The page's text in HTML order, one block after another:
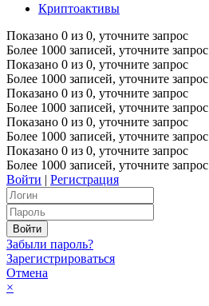
Криптоактивы
Показано 0 из 0, уточните запрос
Более 1000 записей, уточните запрос
Показано 0 из 0, уточните запрос
Более 1000 записей, уточните запрос
Показано 0 из 0, уточните запрос
Более 1000 записей, уточните запрос
Показано 0 из 0, уточните запрос
Более 1000 записей, уточните запрос
Показано 0 из 0, уточните запрос
Более 1000 записей, уточните запрос
Войти | Регистрация
Забыли пароль?
Зарегистрироваться
Отмена
×